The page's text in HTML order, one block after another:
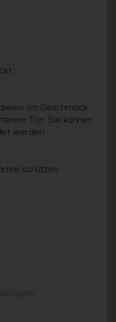
Im Geschmack
Ton. Sie können
werden.
schützen